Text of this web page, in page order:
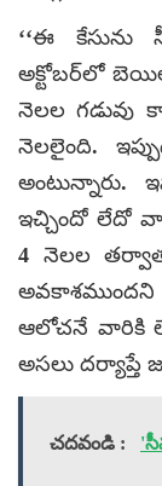
‘‘ఈ కేసును
అక్టోబర్‌లో
నెలల గడువు
నెలలైంది.
అంటున్నారు.
ఇచ్చిందో లేదో
4 నెలల
ఆలోచనే వారికి
అసలు దర్యాప్తే
చదవండి :